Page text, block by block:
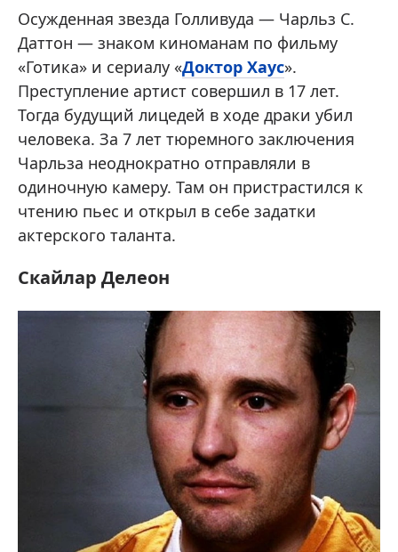
Осужденная звезда Голливуда — Чарльз С.
Даттон — знаком киноманам по фильму
«Готика» и сериалу «Доктор Хаус».
Преступление артист совершил в 17 лет.
Тогда будущий лицедей в ходе драки убил
человека. За 7 лет тюремного заключения
Чарльза неоднократно отправляли в
одиночную камеру. Там он пристрастился к
чтению пьес и открыл в себе задатки
актерского таланта.
Скайлар Делеон